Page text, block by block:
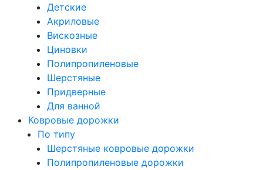
Детские
Акриловые
Вискозные
Циновки
Полипропиленовые
Шерстяные
Придверные
Для ванной
Ковровые дорожки
По типу
Шерстяные ковровые дорожки
Полипропиленовые дорожки